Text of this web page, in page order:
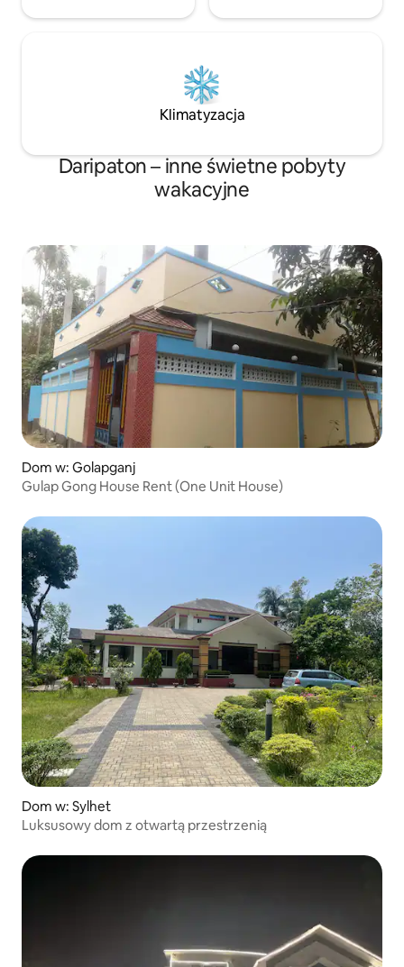
Klimatyzacja
Daripaton – inne świetne pobyty
wakacyjne
Dom w: Golapganj
Gulap Gong House Rent (One Unit House)
Dom w: Sylhet
Luksusowy dom z otwartą przestrzenią